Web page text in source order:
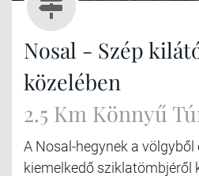
Nosal - Szép
közelében
2.5 Km Könnyű
A Nosal-hegynek a völgyből
kiemelkedő sziklatömbjéről